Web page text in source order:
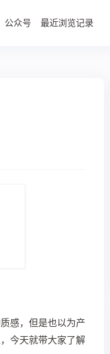
公众号 最近浏览记录
感，但是也以为产
今天就带大家了解